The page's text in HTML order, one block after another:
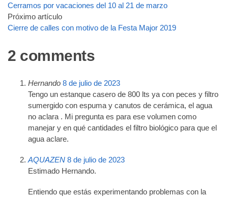
Cerramos por vacaciones del 10 al 21 de marzo
Próximo artículo
Cierre de calles con motivo de la Festa Major 2019
2 comments
Hernando 8 de julio de 2023
Tengo un estanque casero de 800 lts ya con peces y filtro
sumergido con espuma y canutos de cerámica, el agua
no aclara . Mi pregunta es para ese volumen como
manejar y en qué cantidades el filtro biológico para que el
agua aclare.
AQUAZEN 8 de julio de 2023
Estimado Hernando.
Entiendo que estás experimentando problemas con la